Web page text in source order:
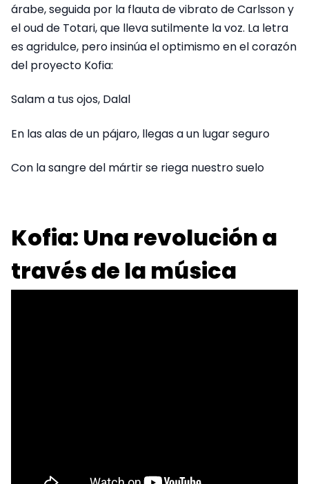
árabe, seguida por la flauta de vibrato de Carlsson y
el oud de Totari, que lleva sutilmente la voz. La letra
es agridulce, pero insinúa el optimismo en el corazón
del proyecto Kofia:
Salam a tus ojos, Dalal
En las alas de un pájaro, llegas a un lugar seguro
Con la sangre del mártir se riega nuestro suelo
Kofia: Una revolución a
través de la música